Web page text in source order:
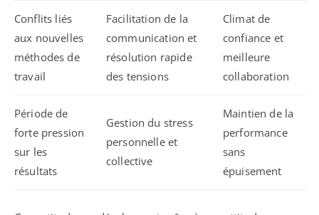
Conflits liés
aux nouvelles
méthodes de
travail
Facilitation de la
communication et
résolution rapide
des tensions
Climat de
confiance et
meilleure
collaboration
Période de
forte pression
sur les
résultats
Gestion du stress
personnelle et
collective
Maintien de la
performance
sans
épuisement